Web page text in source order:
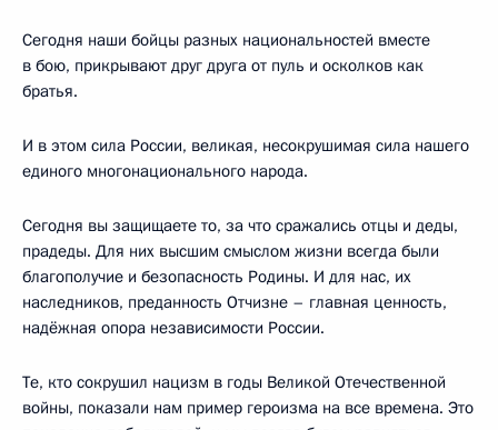
Сегодня наши бойцы разных национальностей вместе
в бою, прикрывают друг друга от пуль и осколков как
братья.
И в этом сила России, великая, несокрушимая сила нашего
единого многонационального народа.
Сегодня вы защищаете то, за что сражались отцы и деды,
прадеды. Для них высшим смыслом жизни всегда были
благополучие и безопасность Родины. И для нас, их
наследников, преданность Отчизне – главная ценность,
надёжная опора независимости России.
Те, кто сокрушил нацизм в годы Великой Отечественной
войны, показали нам пример героизма на все времена. Это